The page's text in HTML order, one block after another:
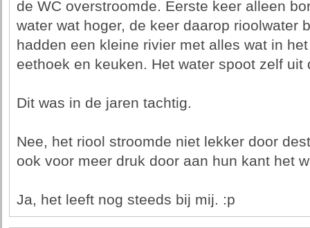
de WC overstroomde. Eerste keer alleen
water wat hoger, de keer daarop rioolwater
hadden een kleine rivier met alles wat in
eethoek en keuken. Het water spoot zelf
Dit was in de jaren tachtig.
Nee, het riool stroomde niet lekker door
ook voor meer druk door aan hun kant het
Ja, het leeft nog steeds bij mij. :p